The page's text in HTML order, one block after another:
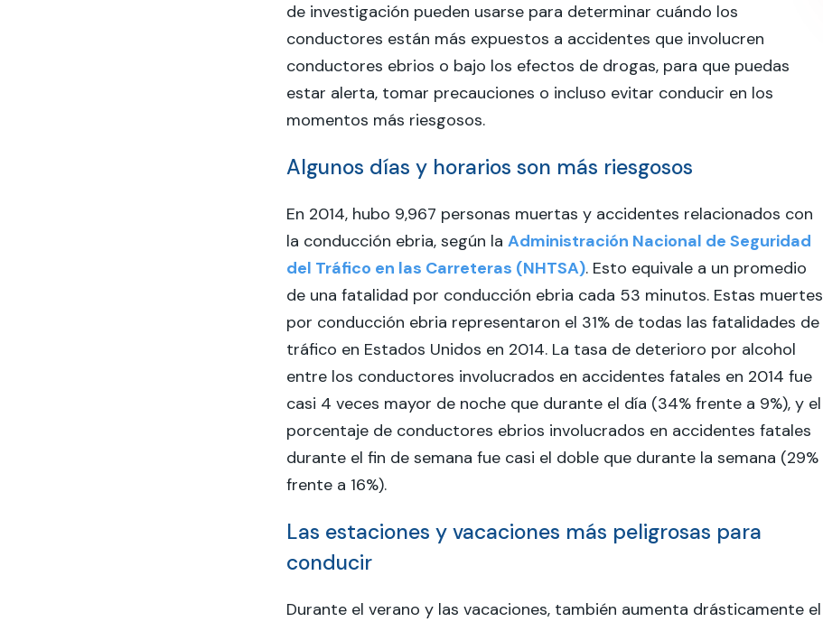
de investigación pueden usarse para determinar cuándo los
conductores están más expuestos a accidentes que involucren
conductores ebrios o bajo los efectos de drogas, para que puedas
estar alerta, tomar precauciones o incluso evitar conducir en los
momentos más riesgosos.
Algunos días y horarios son más riesgosos
En 2014, hubo 9,967 personas muertas y accidentes relacionados con
la conducción ebria, según la Administración Nacional de Seguridad
del Tráfico en las Carreteras (NHTSA). Esto equivale a un promedio
de una fatalidad por conducción ebria cada 53 minutos. Estas muertes
por conducción ebria representaron el 31% de todas las fatalidades de
tráfico en Estados Unidos en 2014. La tasa de deterioro por alcohol
entre los conductores involucrados en accidentes fatales en 2014 fue
casi 4 veces mayor de noche que durante el día (34% frente a 9%), y el
porcentaje de conductores ebrios involucrados en accidentes fatales
durante el fin de semana fue casi el doble que durante la semana (29%
frente a 16%).
Las estaciones y vacaciones más peligrosas para
conducir
Durante el verano y las vacaciones, también aumenta drásticamente el